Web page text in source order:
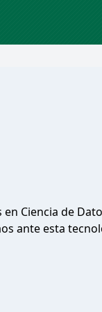
Ciencia de
ante esta